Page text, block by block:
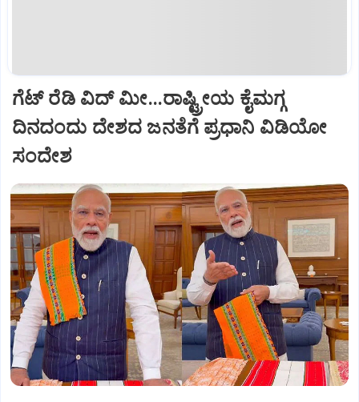
ಗೆಟ್ ರೆಡಿ ವಿದ್ ಮೀ...ರಾಷ್ಟ್ರೀಯ ಕೈಮಗ್ಗ
ದಿನದಂದು ದೇಶದ ಜನತೆಗೆ ಪ್ರಧಾನಿ ವಿಡಿಯೋ
ಸಂದೇಶ